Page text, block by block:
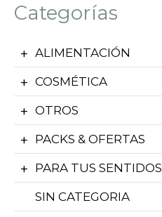
Categorías
ALIMENTACIÓN
COSMÉTICA
OTROS
PACKS & OFERTAS
PARA TUS SENTIDOS
SIN CATEGORIA